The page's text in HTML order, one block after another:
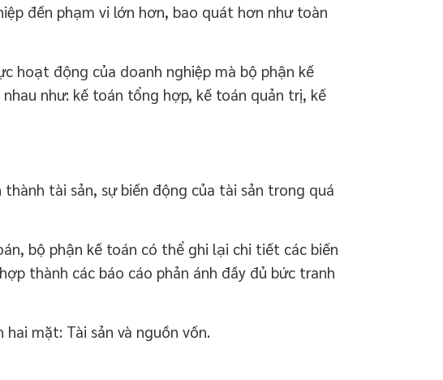
đến phạm vi lớn hơn, bao quát hơn như toàn
hoạt động của doanh nghiệp mà bộ phận kế
như: kế toán tổng hợp, kế toán quản trị, kế
tài sản, sự biến động của tài sản trong quá
bộ phận kế toán có thể ghi lại chi tiết các biến
thành các báo cáo phản ánh đầy đủ bức tranh
mặt: Tài sản và nguồn vốn.